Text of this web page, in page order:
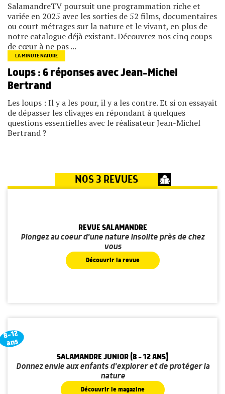
SalamandreTV poursuit une programmation riche et
variée en 2025 avec les sorties de 52 films, documentaires
ou court métrages sur la nature et le vivant, en plus de
notre catalogue déjà existant. Découvrez nos cinq coups
de cœur à ne pas ...
LA MINUTE NATURE
Loups : 6 réponses avec Jean-Michel
Bertrand
Les loups : Il y a les pour, il y a les contre. Et si on essayait
de dépasser les clivages en répondant à quelques
questions essentielles avec le réalisateur Jean-Michel
Bertrand ?
NOS 3 REVUES
REVUE SALAMANDRE
Plongez au coeur d'une nature insolite près de chez
vous
Découvrir la revue
8-12
ans
SALAMANDRE JUNIOR (8 - 12 ANS)
Donnez envie aux enfants d'explorer et de protéger la
nature
Découvrir le magazine